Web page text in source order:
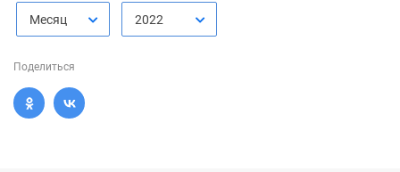
Месяц 2022
Поделиться